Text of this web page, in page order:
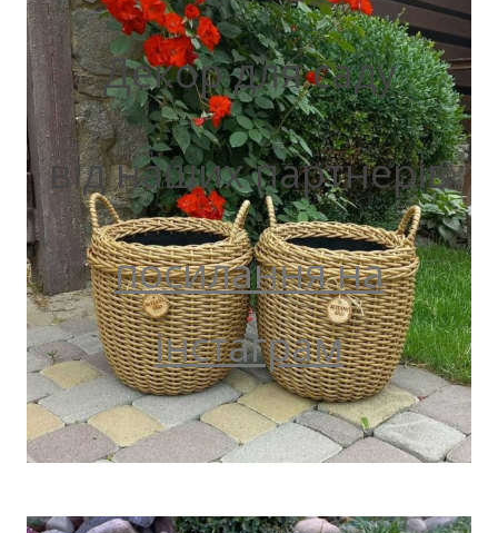
Декор для саду
від наших партнерів
посилання на
інстаграм